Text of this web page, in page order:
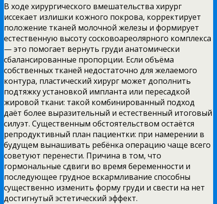
В ходе хирургического вмешательства хирург
иссекает излишки кожного покрова, корректирует
положение тканей молочной железы и формирует
естественную высоту сосковоареолярного комплекса
— это помогает вернуть груди анатомически
сбалансированные пропорции. Если объёма
собственных тканей недостаточно для желаемого
контура, пластический хирург может дополнить
подтяжку установкой импланта или пересадкой
жировой ткани: такой комбинированный подход
даёт более выразительный и естественный итоговый
силуэт. Существенным обстоятельством остаётся
репродуктивный план пациентки: при намерении в
будущем вынашивать ребёнка операцию чаще всего
советуют перенести. Причина в том, что
гормональные сдвиги во время беременности и
последующее грудное вскармливание способны
существенно изменить форму груди и свести на нет
достигнутый эстетический эффект.